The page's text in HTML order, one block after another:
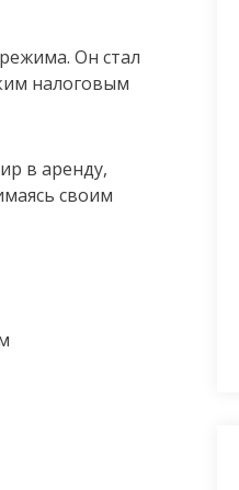
Он стал
налоговым
в аренду,
своим